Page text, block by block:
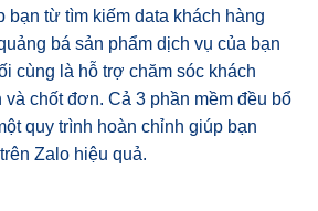
bạn từ tìm kiếm data khách hàng
bá sản phẩm dịch vụ của bạn
cùng là hỗ trợ chăm sóc khách
và chốt đơn. Cả 3 phần mềm đều bổ
quy trình hoàn chỉnh giúp bạn
Zalo hiệu quả.